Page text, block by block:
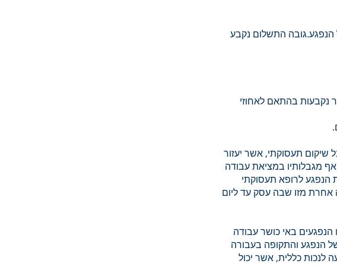
הנפגע.גובה התשלום נקבע
נקבעות בהתאם לאחוזי
להם גבוהה מ-10%, זכאים לקבל שיקום תעסוקתי, אשר יעזור
מגבלותיו במציאת עבודה
הנפגע לרופא תעסוקתי
אחרת מזו שבה עסק עד ליום
באי כושר עבודה
הנפגע והתקופה בעבורה
להגיש תביעה לנכות כללית, אשר יכול